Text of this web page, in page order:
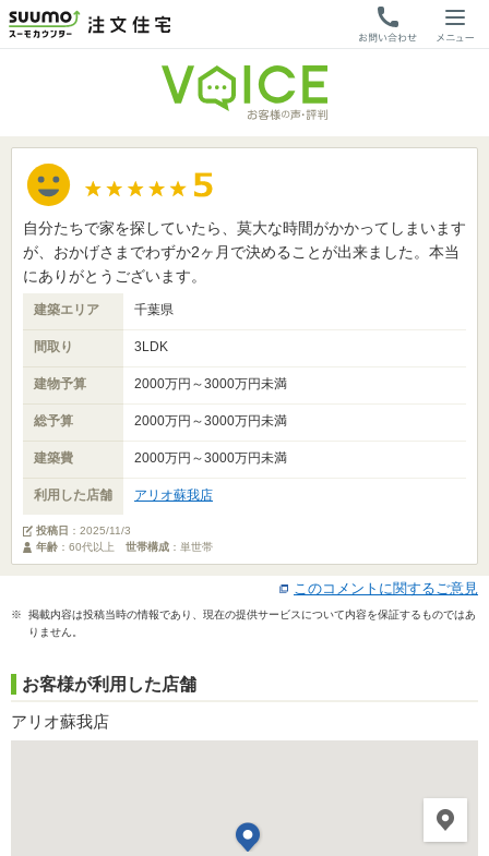
自分たちで家を探していたら、莫大な時間がかかってしまいます
が、おかげさまでわずか2ヶ月で決めることが出来ました。本当
にありがとうございます。
建築エリア 千葉県
間取り 3LDK
建物予算 2000万円～3000万円未満
総予算 2000万円～3000万円未満
建築費 2000万円～3000万円未満
利用した店舗 アリオ蘇我店
投稿日 ： 2025/11/3
年齢 ：60代以上 世帯構成 ：単世帯
このコメントに関するご意見
※ 掲載内容は投稿当時の情報であり、現在の提供サービスについて内容を保証するものではあ
りません。
お客様が利用した店舗
アリオ蘇我店